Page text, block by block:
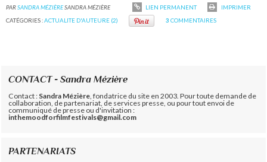
PARSANDRA MÉZIÈRESANDRA MÉZIÈRE LIEN PERMANENT
IMPRIMER
CATÉGORIES :ACTUALITE D'AUTEURE (2) 3 COMMENTAIRES
CONTACT - Sandra Mézière
Contact : Sandra Mézière , fondatrice du site en 2003. Pour toute demande de
collaboration, de partenariat, de services presse, ou pour tout envoi de
communiqué de presse ou d'invitation :
inthemoodforfilmfestivals@gmail.com
PARTENARIATS